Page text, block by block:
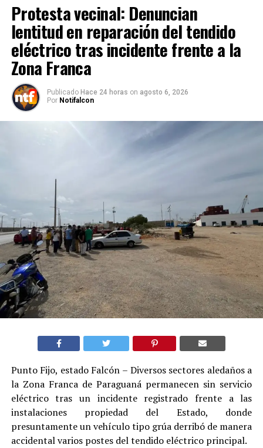
Protesta vecinal: Denuncian
lentitud en reparación del tendido
eléctrico tras incidente frente a la
Zona Franca
Publicado Hace 24 horas on agosto 6, 2026
Por Notifalcon
Punto Fijo, estado Falcón – Diversos sectores aledaños a
la Zona Franca de Paraguaná permanecen sin servicio
eléctrico tras un incidente registrado frente a las
instalaciones propiedad del Estado, donde
presuntamente un vehículo tipo grúa derribó de manera
accidental varios postes del tendido eléctrico principal.